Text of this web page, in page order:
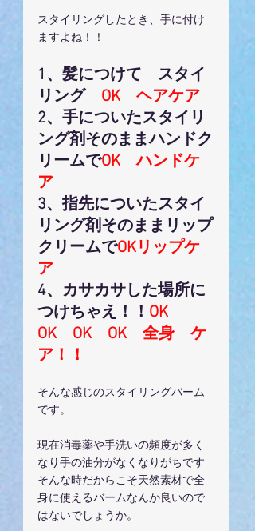
スタイリングしたとき、手に付け
ますよね！！
1、髪につけて　スタイ
リング OK　ヘアケア
2、手についたスタイリ
ング剤そのままハンドク
リームでOK　ハンドケ
ア
3、指先についたスタイ
リング剤そのままリップ
クリームでOKリップケ
ア
4、カサカサした場所に
つけちゃえ！！ OK
OK　OK　OK　全身　ケ
ア！！
そんな感じのスタイリングバーム
です。
現在消毒薬や手洗いの頻度が多く
なり手の油分がなくなりがちです
そんな時だからこそ天然素材で全
身に使えるバームなんか良いので
はないでしょうか。